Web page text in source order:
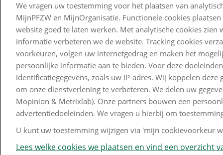
Scheiden of uit elkaar
gaan
Verlof
Kinderen
Waardeoverdracht
Disclaimer
We vragen uw toestemming voor het plaatsen van
MijnPFZW en MijnOrganisatie. Functionele cookies
website goed te laten werken. Met analytische cookies
informatie verbeteren we de website. Tracking cookies
voorkeuren, volgen uw internetgedrag en maken het
persoonlijke informatie aan te bieden. Voor deze
identificatiegegevens, zoals uw IP-adres. Wij koppelen deze
om onze dienstverlening te verbeteren. We delen uw
Mopinion & Metrixlab). Onze partners bouwen een
advertentiedoeleinden. We vragen u hierbij om
U kunt uw toestemming wijzigen via 'mijn cookievoorkeur
Lees welke cookies we plaatsen en vind een overzicht